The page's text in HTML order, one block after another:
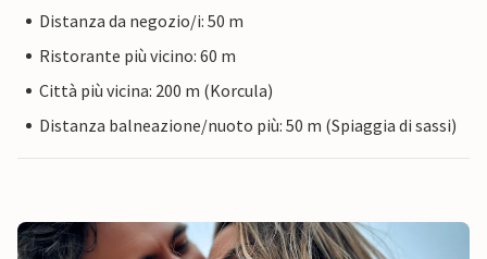
Distanza da negozio/i: 50 m
Ristorante più vicino: 60 m
Città più vicina: 200 m (Korcula)
Distanza balneazione/nuoto più: 50 m (Spiaggia di sassi)